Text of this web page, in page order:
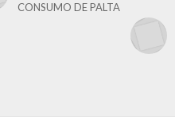
CONSUMO DE PALTA